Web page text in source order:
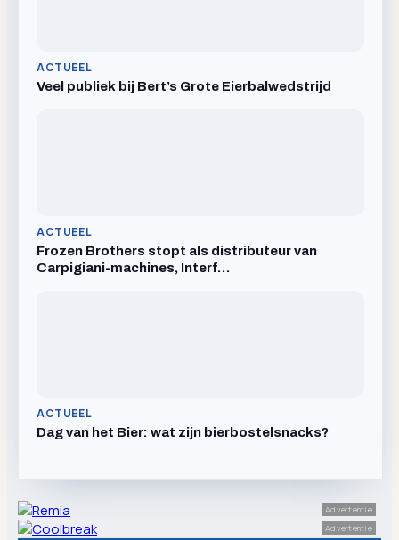
ACTUEEL
Veel publiek bij Bert’s Grote Eierbalwedstrijd
ACTUEEL
Frozen Brothers stopt als distributeur van
Carpigiani-machines, Interf…
ACTUEEL
Dag van het Bier: wat zijn bierbostelsnacks?
Advertentie
Advertentie